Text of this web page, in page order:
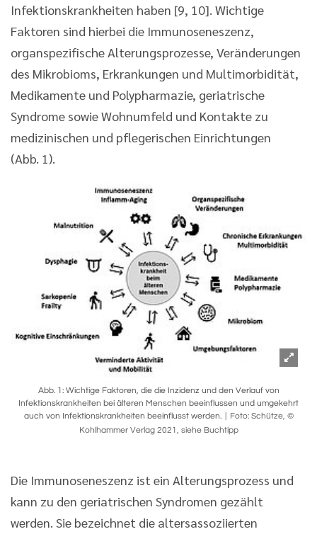
Infektionskrankheiten haben [9, 10]. Wichtige
Faktoren sind hierbei die Immunoseneszenz,
organspezifische Alterungsprozesse, Veränderungen
des Mikrobioms, Erkrankungen und Multimorbidität,
Medikamente und Polypharmazie, geriatrische
Syndrome sowie Wohnumfeld und Kontakte zu
medizinischen und pflegerischen Einrichtungen
(Abb. 1).
Abb. 1: Wichtige Faktoren, die die Inzidenz und den Verlauf von
Infektionskrankheiten bei älteren Menschen beeinflussen und umgekehrt
auch von Infektionskrankheiten beeinflusst werden.
Foto: Schütze, ©
Kohlhammer Verlag 2021, siehe Buchtipp
Die Immunoseneszenz ist ein Alterungsprozess und
kann zu den geriatrischen Syndromen gezählt
werden. Sie bezeichnet die altersassoziierten